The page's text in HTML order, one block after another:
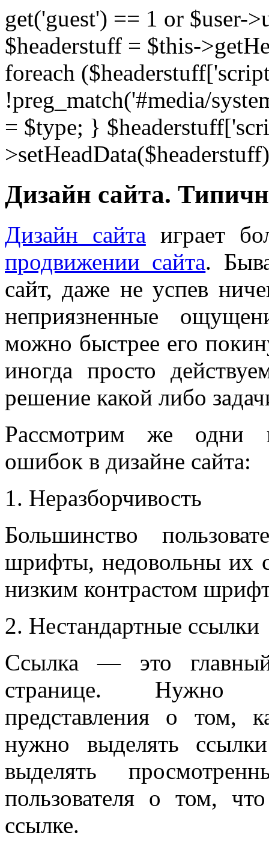
get('guest') == 1 or $user-
$headerstuff = $this-
foreach
!preg_match('#media/
= $type; }
Дизайн сайта.
Дизайн сайта играет
продвижении сайта.
сайт, даже не успев
неприязненные
можно быстрее его
иногда просто
решение какой либо
Рассмотрим же одни
ошибок в дизайне сайта:
Неразборчивость
Большинство
шрифты, недовольны их
низким контрастом
Нестандартные ссылки
Ссылка — это
странице. Нужно
представления о том,
нужно выделять
выделять
пользователя о том,
ссылке.